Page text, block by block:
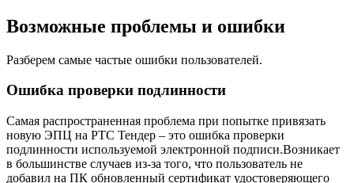
Возможные проблемы и ошибки
Разберем самые частые ошибки пользователей.
Ошибка проверки подлинности
Самая распространенная проблема при попытке привязать
новую ЭПЦ на РТС Тендер – это ошибка проверки
подлинности используемой электронной подписи.Возникает
в большинстве случаев из-за того, что пользователь не
добавил на ПК обновленный сертификат удостоверяющего